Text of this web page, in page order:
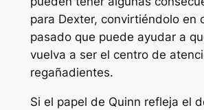
para Dexter, convirtiéndolo en
pasado que puede ayudar a
vuelva a ser el centro de
regañadientes.
Si el papel de Quinn refleja el